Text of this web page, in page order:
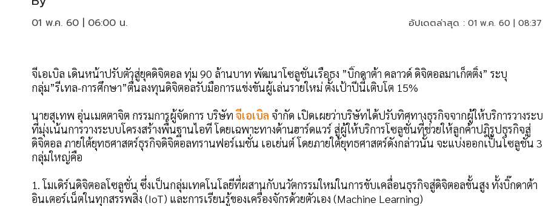
01 พ.ค. 60 | 06:00 น. อัปเดตล่าสุด : 01 พ.ค. 60 |
จีเอเบิล เดินหน้าปรับตัวสู่ยุคดิจิตอล ทุ่ม 90 ล้านบาท พัฒนาโซลูชั่นเรือธง ”บิ๊กดาต้า คลาวด์ ดิจิตอลมาเก็ตติ้ง” ระบุ
กลุ่ม”รีเทล-การศึกษา”ตื่นลงทุนดิจิตอลรับมือการแข่งขันผู้เล่นรายใหม่ ตั้งเป้าปีนี้เติบโต 15%
นายสุเทพ อุ่นเมตตาจิต กรรมการผู้จัดการ บริษัท จีเอเบิล จำกัด เปิดเผยว่าบริษัทได้ปรับทิศทางธุรกิจจากผู้ให้บริการวางระ
ที่มุ่งเน้นการวางระบบโครงสร้างพื้นฐานไอที โดยเฉพาะทางด้านฮาร์ดแวร์ สู่ผู้ให้บริการโซลูชั่นที่ช่วยให้ลูกค้าปฎิรูปธุรกิจสู่
ดิจิตอล ภายใต้ยุทธศาสตร์ธุรกิจดิจิตอลทรานฟอร์เมชั่น เอเย่นต์ โดยภายใต้ยุทธศาสตร์ดังกล่าวนั้น จะแบ่งออกเป็นโซลูชั่น 3
กลุ่มใหญ่คือ
1. โมเดิร์นดิจิตอลโซลูชั่น ซึ่งเป็นกลุ่มเทคโนโลยีที่ผสานกับนวัตกรรมใหม่ในการขับเคลื่อนธุรกิจสู่ดิจิตอลขั้นสูง ทั้งบิ๊กดาต้า
อินเตอร์เน็ตในทุกสรรพสิ่ง (IoT) และการเรียนรู้ของเครื่องจักรด้วยตัวเอง (Machine Learning)